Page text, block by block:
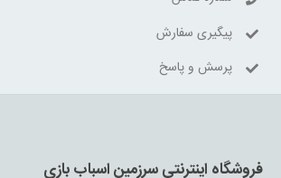
پیگیری سفارش
پرسش و پاسخ
فروشگاه اینترنتی سرزمین اسباب بازی